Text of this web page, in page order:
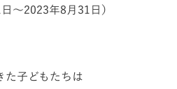
～2023年8月31日）
た子どもたちは